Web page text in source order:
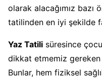
olarak alacağımız bazı
tatilinden en iyi şekilde
Yaz Tatili süresince
dikkat etmemiz gereken
Bunlar, hem fiziksel